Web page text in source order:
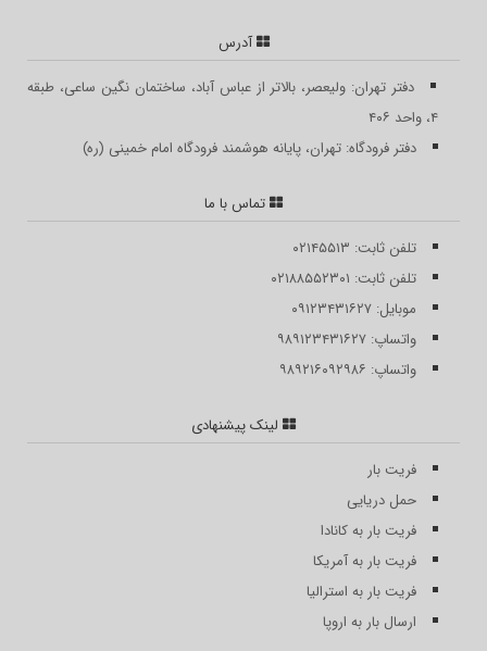
آدرس
دفتر تهران: ولیعصر، بالاتر از عباس آباد، ساختمان نگین ساعی، طبقه
۴، واحد ۴۰۶
دفتر فرودگاه: تهران، پایانه هوشمند فرودگاه امام خمینی (ره)
تماس با ما
تلفن ثابت: ۰۲۱۴۵۵۱۳
تلفن ثابت: ۰۲۱۸۸۵۵۲۳۰۱
موبایل: ۰۹۱۲۳۴۳۱۶۲۷
واتساپ: ۹۸۹۱۲۳۴۳۱۶۲۷
واتساپ: ۹۸۹۲۱۶۰۹۲۹۸۶
لینک پیشنهادی
فریت بار
حمل دریایی
فریت بار به کانادا
فریت بار به آمریکا
فریت بار به استرالیا
ارسال بار به اروپا